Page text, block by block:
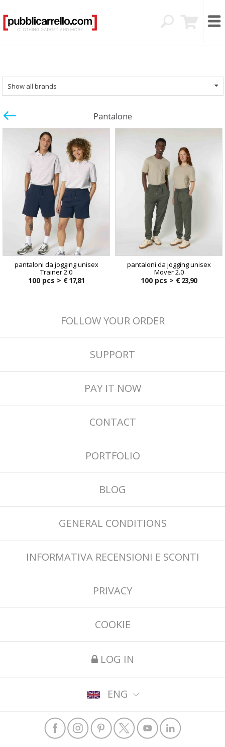
Show all brands
Pantalone
pantaloni da jogging unisex
Trainer 2.0
100 pcs > € 17,81
pantaloni da jogging unisex
Mover 2.0
100 pcs > € 23,90
FOLLOW YOUR ORDER
SUPPORT
PAY IT NOW
CONTACT
PORTFOLIO
BLOG
GENERAL CONDITIONS
INFORMATIVA RECENSIONI E SCONTI
PRIVACY
COOKIE
LOG IN
ENG